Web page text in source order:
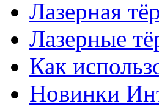
Лазерная
Лазерные
Как
Новинки